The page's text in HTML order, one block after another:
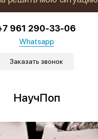
961 290-33-06
Whatsapp
Заказать звонок
НаучПоп